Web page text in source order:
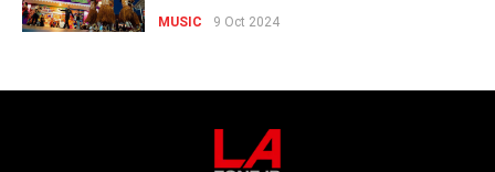
MUSIC 9 Oct 2024